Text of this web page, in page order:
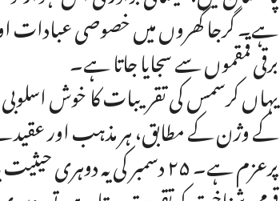
ہے۔ گرجا گھروں میں خصوصی عبادات
برقی قمقموں سے سجایا جاتا ہے۔
یہاں کرسمس کی تقریبات کا خوش اسلوبی
کے وژن کے مطابق، ہر مذہب اور
پرعزم ہے۔ ۲۵ دسمبر کی